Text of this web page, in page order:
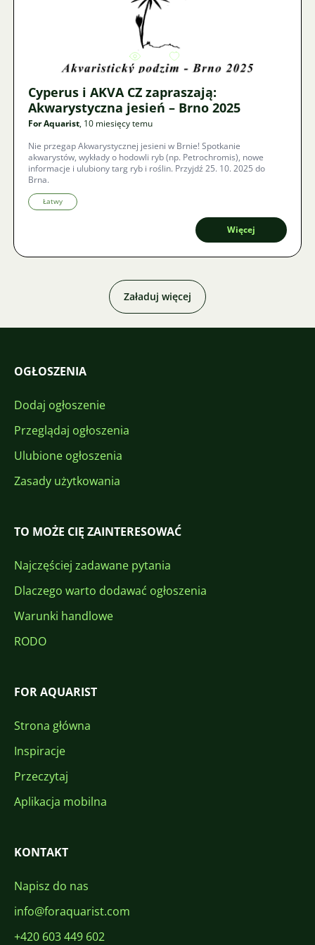
Zdjęcie
Cyperus i AKVA CZ zapraszają:
Akwarystyczna jesień – Brno 2025
For Aquarist, 10 miesięcy temu
Nie przegap Akwarystycznej jesieni w Brnie! Spotkanie
akwarystów, wykłady o hodowli ryb (np. Petrochromis), nowe
informacje i ulubiony targ ryb i roślin. Przyjdź 25. 10. 2025 do
Brna.
Łatwy
Więcej
Załaduj więcej
OGŁOSZENIA
Dodaj ogłoszenie
Przeglądaj ogłoszenia
Ulubione ogłoszenia
Zasady użytkowania
TO MOŻE CIĘ ZAINTERESOWAĆ
Najczęściej zadawane pytania
Dlaczego warto dodawać ogłoszenia
Warunki handlowe
RODO
FOR AQUARIST
Strona główna
Inspiracje
Przeczytaj
Aplikacja mobilna
KONTAKT
Napisz do nas
info@foraquarist.com
+420 603 449 602